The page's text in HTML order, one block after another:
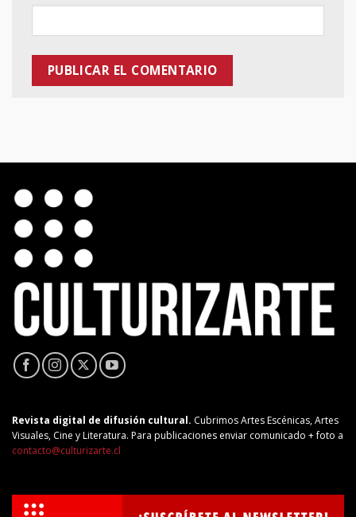
Revista digital de difusión cultural. Cubrimos Artes Escénicas, Artes
Visuales, Cine y Literatura. Para publicaciones enviar comunicado + foto a
contacto@culturizarte.cl